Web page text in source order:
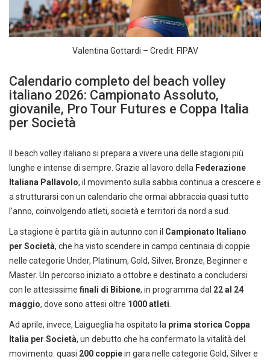
Valentina Gottardi – Credit: FIPAV
Calendario completo del beach volley
italiano 2026: Campionato Assoluto,
giovanile, Pro Tour Futures e Coppa Italia
per Società
Il beach volley italiano si prepara a vivere una delle stagioni più
lunghe e intense di sempre. Grazie al lavoro della Federazione
Italiana Pallavolo, il movimento sulla sabbia continua a crescere e
a strutturarsi con un calendario che ormai abbraccia quasi tutto
l’anno, coinvolgendo atleti, società e territori da nord a sud.
La stagione è partita già in autunno con il Campionato Italiano
per Società, che ha visto scendere in campo centinaia di coppie
nelle categorie Under, Platinum, Gold, Silver, Bronze, Beginner e
Master. Un percorso iniziato a ottobre e destinato a concludersi
con le attesissime finali di Bibione, in programma dal 22 al 24
maggio, dove sono attesi oltre 1000 atleti
Ad aprile, invece, Laigueglia ha ospitato la prima storica Coppa
Italia per Società, un debutto che ha confermato la vitalità del
movimento: quasi 200 coppiein gara nelle categorie Gold, Silver e